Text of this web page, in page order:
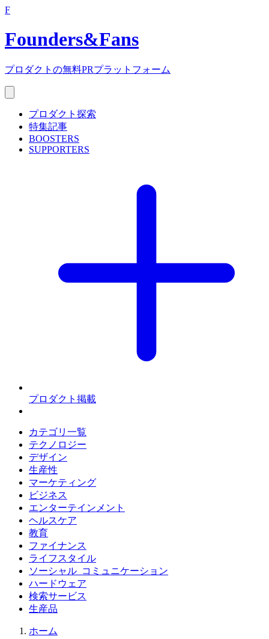
F
Founders&Fans
プロダクトの無料PRプラットフォーム
プロダクト探索
特集記事
BOOSTERS
SUPPORTERS
プロダクト掲載
カテゴリ一覧
テクノロジー
デザイン
生産性
マーケティング
ビジネス
エンターテインメント
ヘルスケア
教育
ファイナンス
ライフスタイル
ソーシャル_コミュニケーション
ハードウェア
検索サービス
生産品
ホーム